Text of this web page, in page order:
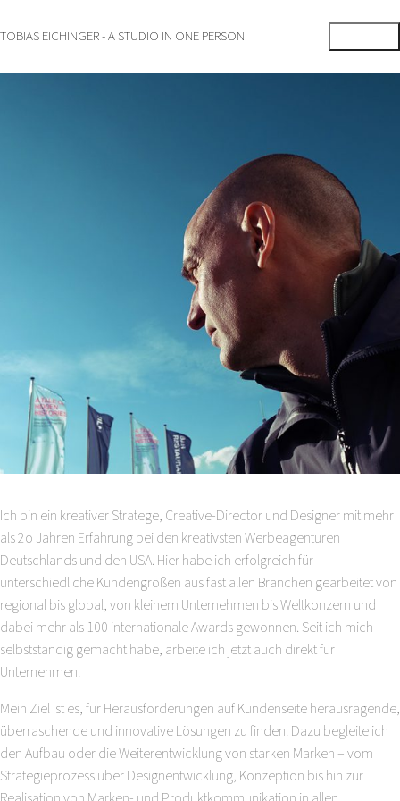
TOBIAS EICHINGER - A STUDIO IN ONE PERSON
Ich bin ein kreativer Stratege, Creative-Director und Designer mit mehr
als 2o Jahren Erfahrung bei den kreativsten Werbeagenturen
Deutschlands und den USA. Hier habe ich erfolgreich für
unterschiedliche Kundengrößen aus fast allen Branchen gearbeitet von
regional bis global, von kleinem Unternehmen bis Weltkonzern und
dabei mehr als 100 internationale Awards gewonnen. Seit ich mich
selbstständig gemacht habe, arbeite ich jetzt auch direkt für
Unternehmen.
Mein Ziel ist es, für Herausforderungen auf Kundenseite herausragende,
überraschende und innovative Lösungen zu finden. Dazu begleite ich
den Aufbau oder die Weiterentwicklung von starken Marken – vom
Strategieprozess über Designentwicklung, Konzeption bis hin zur